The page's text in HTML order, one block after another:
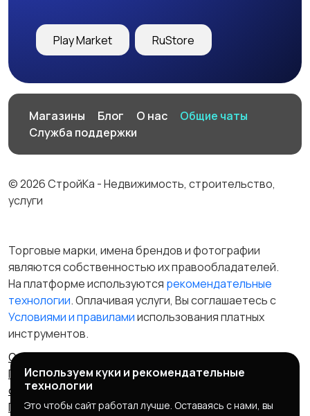
Play Market RuStore
Магазины Блог О нас
Общие чаты
Служба поддержки
© 2026 СтройКа - Недвижимость, строительство,
услуги
Торговые марки, имена брендов и фотографии
являются собственностью их правообладателей.
На платформе используются рекомендательные
технологии. Оплачивая услуги, Вы соглашаетесь c
Условиями и правиламииспользования платных
инструментов.
Отказ от ответственности
Правила сервиса
Политика конфиденциальности
Пользовательское
соглашение
Запрещенные товары/услуги
Правообладателям
Партнерская программа
Используем куки и рекомендательные
технологии
Это чтобы сайт работал лучше. Оставаясь с нами, вы